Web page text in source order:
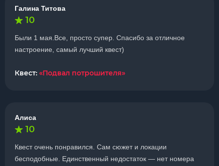
Галина Титова
10
Были 1 мая.Все, просто супер. Спасибо за отличное
настроение, самый лучший квест)
Квест: «Подвал потрошителя»
Алиса
10
Квест очень понравился. Сам сюжет и локации
бесподобные. Единственный недостаток — нет номера